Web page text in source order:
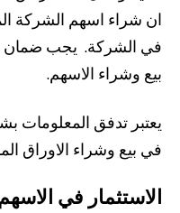
من نحن بوابة التمويل
الفروع وأجهزة الصراف الآلي
ان شراء اسهم الشركة
في الشركة. يجب ضمان
بيع وشراء الاسهم.
يعتبر تدفق المعلومات
في بيع وشراء الاوراق
الاستثمار في